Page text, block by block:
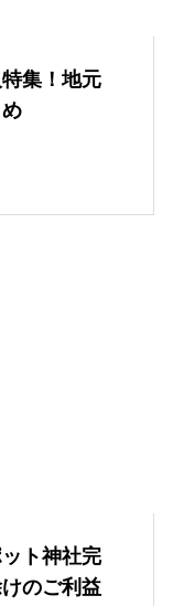
集！地元
ト神社完
のご利益